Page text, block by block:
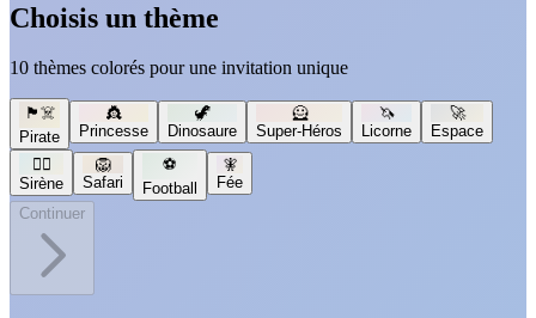
Choisis un thème
10 thèmes colorés pour une invitation unique
🏴‍☠️
Pirate
👸
Princesse
🦖
Dinosaure
🦸
Super-Héros
🦄
Licorne
🚀
Espace
🧜‍♀️
Sirène
🦁
Safari
⚽
Football
🧚
Fée
Continuer